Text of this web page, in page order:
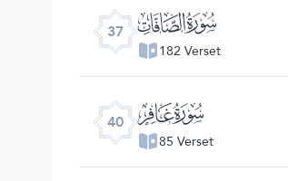
37 ﮱ
182 Verset
40 ﯕ
85 Verset